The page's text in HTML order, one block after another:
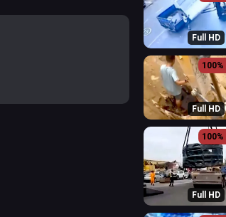
Full HD
100%
Full HD
100%
Full HD